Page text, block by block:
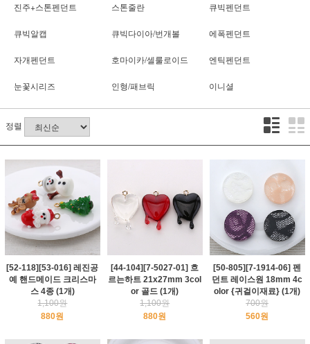
진주+스톤펜던트 스톤줄란 큐빅펜던트
큐빅알캡 큐빅다이아/번개볼 에폭펜던트
자개펜던트 호마이카/셀룰로이드 엔틱펜던트
눈꽃시리즈 인형/패브릭 이니셜
정렬
[52-118][53-016] 레진공
예 핸드메이드 크리스마
스 4종 (1개)
1,100원
880원
[44-104][7-5027-01] 흐
르는하트 21x27mm 3col
or 골드 (1개)
1,100원
880원
[50-805][7-1914-06] 펜
던트 레이스원 18mm 4c
olor {귀걸이재료} (1개)
700원
560원